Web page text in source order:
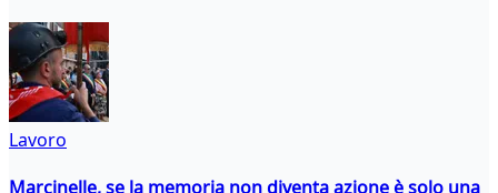
Lavoro
Marcinelle, se la memoria non diventa azione è solo una